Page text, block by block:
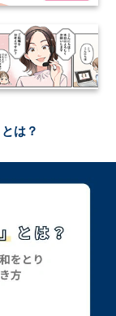
は？